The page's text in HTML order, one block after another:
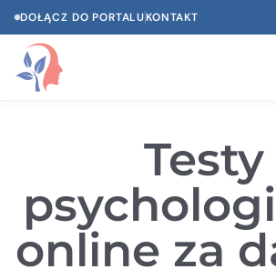
DOŁĄCZ DO PORTALUKONTAKT
Według specjalizacji
Psycholog w Twoim języku
Testy
online za